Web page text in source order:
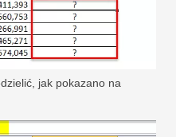
jak pokazano na